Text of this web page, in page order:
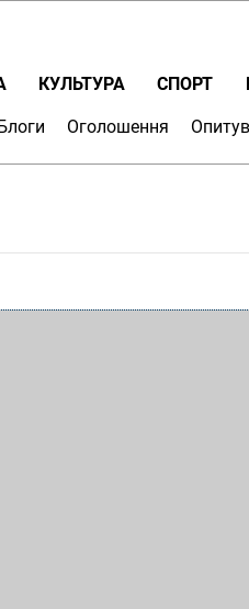
КУЛЬТУРА СПОРТ
Оголошення